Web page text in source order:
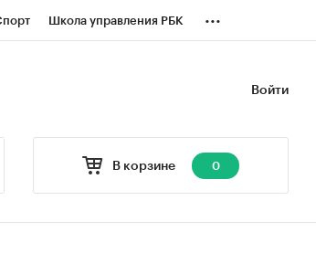
Школа управления РБК ...
Войти
В корзине 0